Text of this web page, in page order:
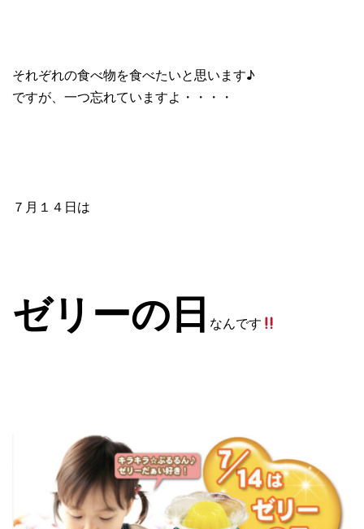
それぞれの食べ物を食べたいと思います♪
ですが、一つ忘れていますよ・・・・
７月１４日は
ゼリーの日 なんです